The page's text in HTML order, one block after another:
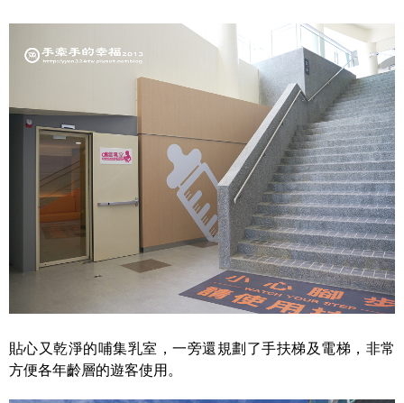
貼心又乾淨的哺集乳室，一旁還規劃了手扶梯及電梯，非常
方便各年齡層的遊客使用。